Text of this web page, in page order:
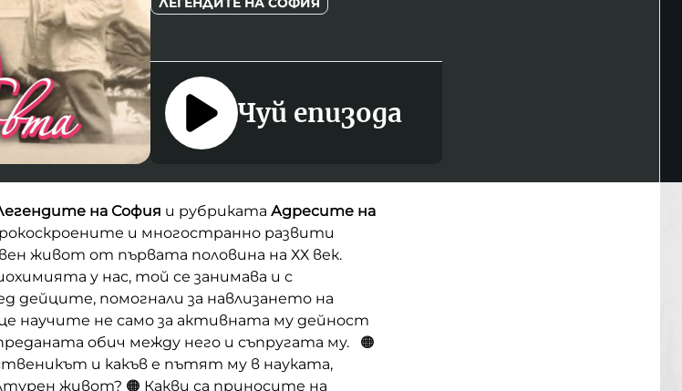
Чуй епизода
на София и рубриката Адресите на
и многостранно развити
живот от първата половина на ХХ век.
у нас, той се занимава и с
дейците, помогнали за навлизането на
научите не само за активната му дейност
обич между него и съпругата му. 🟠
и какъв е пътят му в науката,
живот? 🟠 Какви са приносите на